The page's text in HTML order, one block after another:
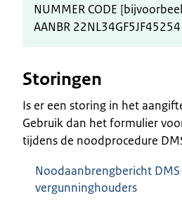
NUMMER CODE
AANBR
Storingen
Is er een storing in het
Gebruik dan het formulier
tijdens de noodprocedure
Noodaanbrengbericht
vergunninghouders